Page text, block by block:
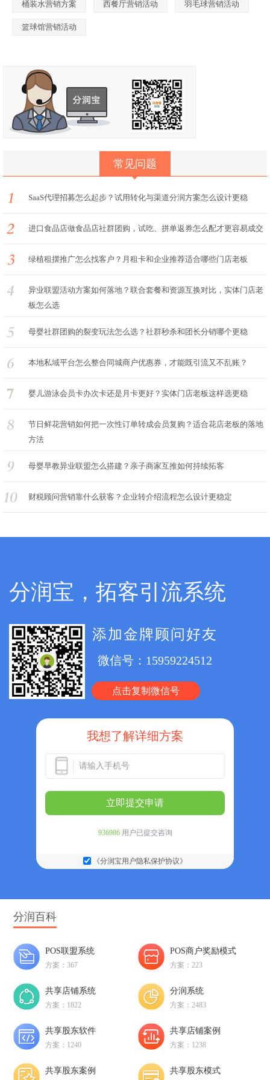
桶装水营销方案 西餐厅营销活动 羽毛球营销活动
篮球馆营销活动
常见问题
SaaS代理招募怎么起步？试用转化与渠道分润方案怎么设计更稳
进口食品店做食品店社群团购，试吃、拼单返券怎么配才更容易成交
绿植租摆推广怎么找客户？月租卡和企业推荐适合哪些门店老板
异业联盟活动方案如何落地？联合套餐和资源互换对比，实体门店老
板怎么选
母婴社群团购的裂变玩法怎么选？社群秒杀和团长分销哪个更稳
本地私域平台怎么整合同城商户优惠券，才能既引流又不乱账？
婴儿游泳会员卡办次卡还是月卡更好？实体门店老板这样选更稳
节日鲜花营销如何把一次性订单转成会员复购？适合花店老板的落地
方法
母婴早教异业联盟怎么搭建？亲子商家互推如何持续拓客
财税顾问营销靠什么获客？企业转介绍流程怎么设计更稳定
分润宝，拓客引流系统
添加金牌顾问好友
微信号： 15959224512
点击复制微信号
我想了解详细方案
立即提交申请
936986用户已提交咨询
《分润宝用户隐私保护协议》
分润百科
POS联盟系统
方案：367
POS商户奖励模式
方案：223
共享店铺系统
方案：1822
分润系统
方案：2483
共享股东软件
方案：1240
共享店铺案例
方案：1238
共享股东案例 共享股东模式